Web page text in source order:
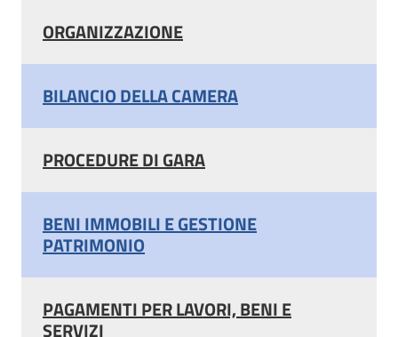
ORGANIZZAZIONE
BILANCIO DELLA CAMERA
PROCEDURE DI GARA
BENI IMMOBILI E GESTIONE
PATRIMONIO
PAGAMENTI PER LAVORI, BENI E
SERVIZI